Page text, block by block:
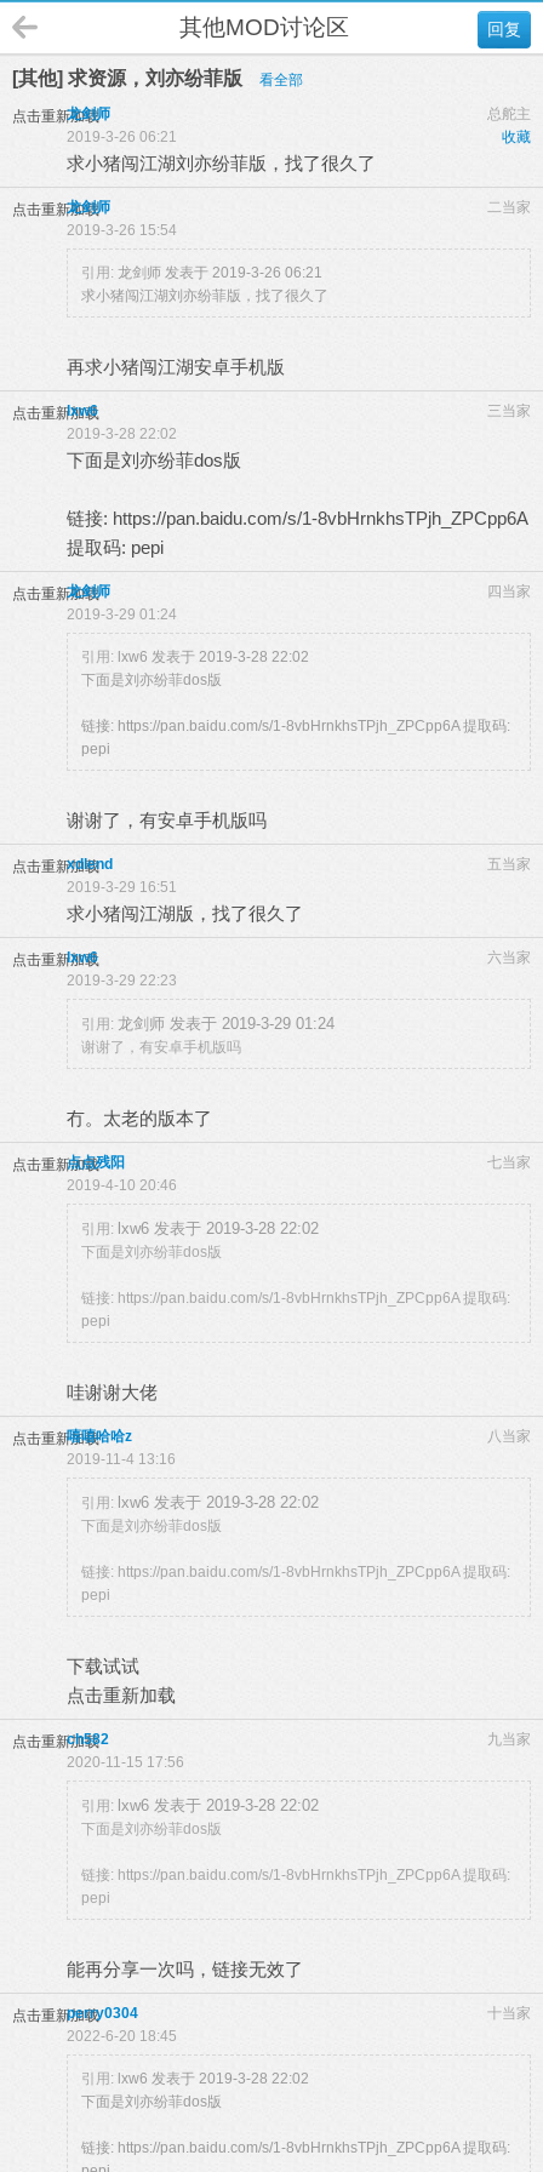
回复
其他MOD讨论区
[其他] 求资源，刘亦纷菲版 看全部
点击重新加载 总舵主
龙剑师
收藏
2019-3-26 06:21
求小猪闯江湖刘亦纷菲版，找了很久了
点击重新加载 二当家
龙剑师
2019-3-26 15:54
引用: 龙剑师 发表于 2019-3-26 06:21
求小猪闯江湖刘亦纷菲版，找了很久了
再求小猪闯江湖安卓手机版
点击重新加载 三当家
lxw6
2019-3-28 22:02
下面是刘亦纷菲dos版
链接: https://pan.baidu.com/s/1-8vbHrnkhsTPjh_ZPCpp6A
提取码: pepi
点击重新加载 四当家
龙剑师
2019-3-29 01:24
引用: lxw6 发表于 2019-3-28 22:02
下面是刘亦纷菲dos版
链接: https://pan.baidu.com/s/1-8vbHrnkhsTPjh_ZPCpp6A 提取码:
pepi
谢谢了，有安卓手机版吗
点击重新加载 五当家
xdlend
2019-3-29 16:51
求小猪闯江湖版，找了很久了
点击重新加载 六当家
lxw6
2019-3-29 22:23
引用: 龙剑师 发表于 2019-3-29 01:24
谢谢了，有安卓手机版吗
冇。太老的版本了
点击重新加载 七当家
点点残阳
2019-4-10 20:46
引用: lxw6 发表于 2019-3-28 22:02
下面是刘亦纷菲dos版
链接: https://pan.baidu.com/s/1-8vbHrnkhsTPjh_ZPCpp6A 提取码:
pepi
哇谢谢大佬
点击重新加载 八当家
嘻嘻哈哈z
2019-11-4 13:16
引用: lxw6 发表于 2019-3-28 22:02
下面是刘亦纷菲dos版
链接: https://pan.baidu.com/s/1-8vbHrnkhsTPjh_ZPCpp6A 提取码:
pepi
下载试试
点击重新加载
点击重新加载 九当家
ch582
2020-11-15 17:56
引用: lxw6 发表于 2019-3-28 22:02
下面是刘亦纷菲dos版
链接: https://pan.baidu.com/s/1-8vbHrnkhsTPjh_ZPCpp6A 提取码:
pepi
能再分享一次吗，链接无效了
点击重新加载 十当家
perry0304
2022-6-20 18:45
引用: lxw6 发表于 2019-3-28 22:02
下面是刘亦纷菲dos版
链接: https://pan.baidu.com/s/1-8vbHrnkhsTPjh_ZPCpp6A 提取码: